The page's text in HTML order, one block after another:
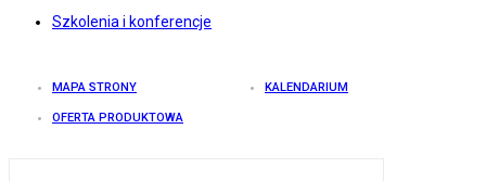
Szkolenia i konferencje
MAPA STRONY KALENDARIUM
OFERTA PRODUKTOWA